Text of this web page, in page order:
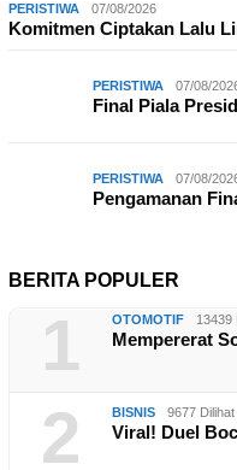
PERISTIWA 07/08/2026
Komitmen Ciptakan Lalu
PERISTIWA 07/08/
Final Piala
PERISTIWA 07/08/
Pengamanan
BERITA POPULER
1 OTOMOTIF 13439
Mempererat
2 BISNIS 9677 Dilihat
Viral! Duel